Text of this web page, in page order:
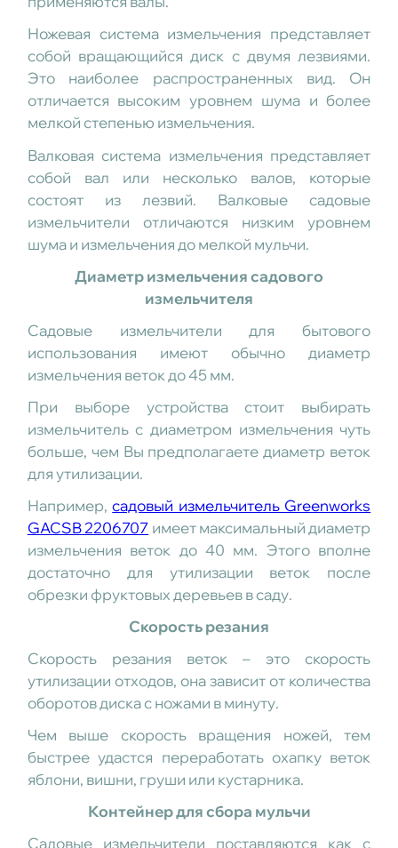
Ножевая система измельчения представляет
собой вращающийся диск с двумя лезвиями.
Это наиболее распространенных вид. Он
отличается высоким уровнем шума и более
мелкой степенью измельчения.
Валковая система измельчения представляет
собой вал или несколько валов, которые
состоят из лезвий. Валковые садовые
измельчители отличаются низким уровнем
шума и измельчения до мелкой мульчи.
Диаметр измельчениясадового
измельчителя
Садовые измельчители для бытового
использования имеют обычно диаметр
измельчения веток до 45 мм.
При выборе устройства стоит выбирать
измельчитель с диаметром измельчения чуть
больше, чем Вы предполагаете диаметр веток
для утилизации.
Например,садовый измельчитель Greenworks
GACSB 2206707 имеет максимальный диаметр
измельчения веток до 40 мм. Этого вполне
достаточно для утилизации веток после
обрезки фруктовых деревьев в саду.
Скорость резания
Скорость резания веток – это скорость
утилизации отходов, она зависит от количества
оборотов диска с ножами в минуту.
Чем выше скорость вращения ножей, тем
быстрее удастся переработать охапку веток
яблони, вишни, груши или кустарника.
Контейнер для сбора мульчи
Садовые измельчители поставляются как с